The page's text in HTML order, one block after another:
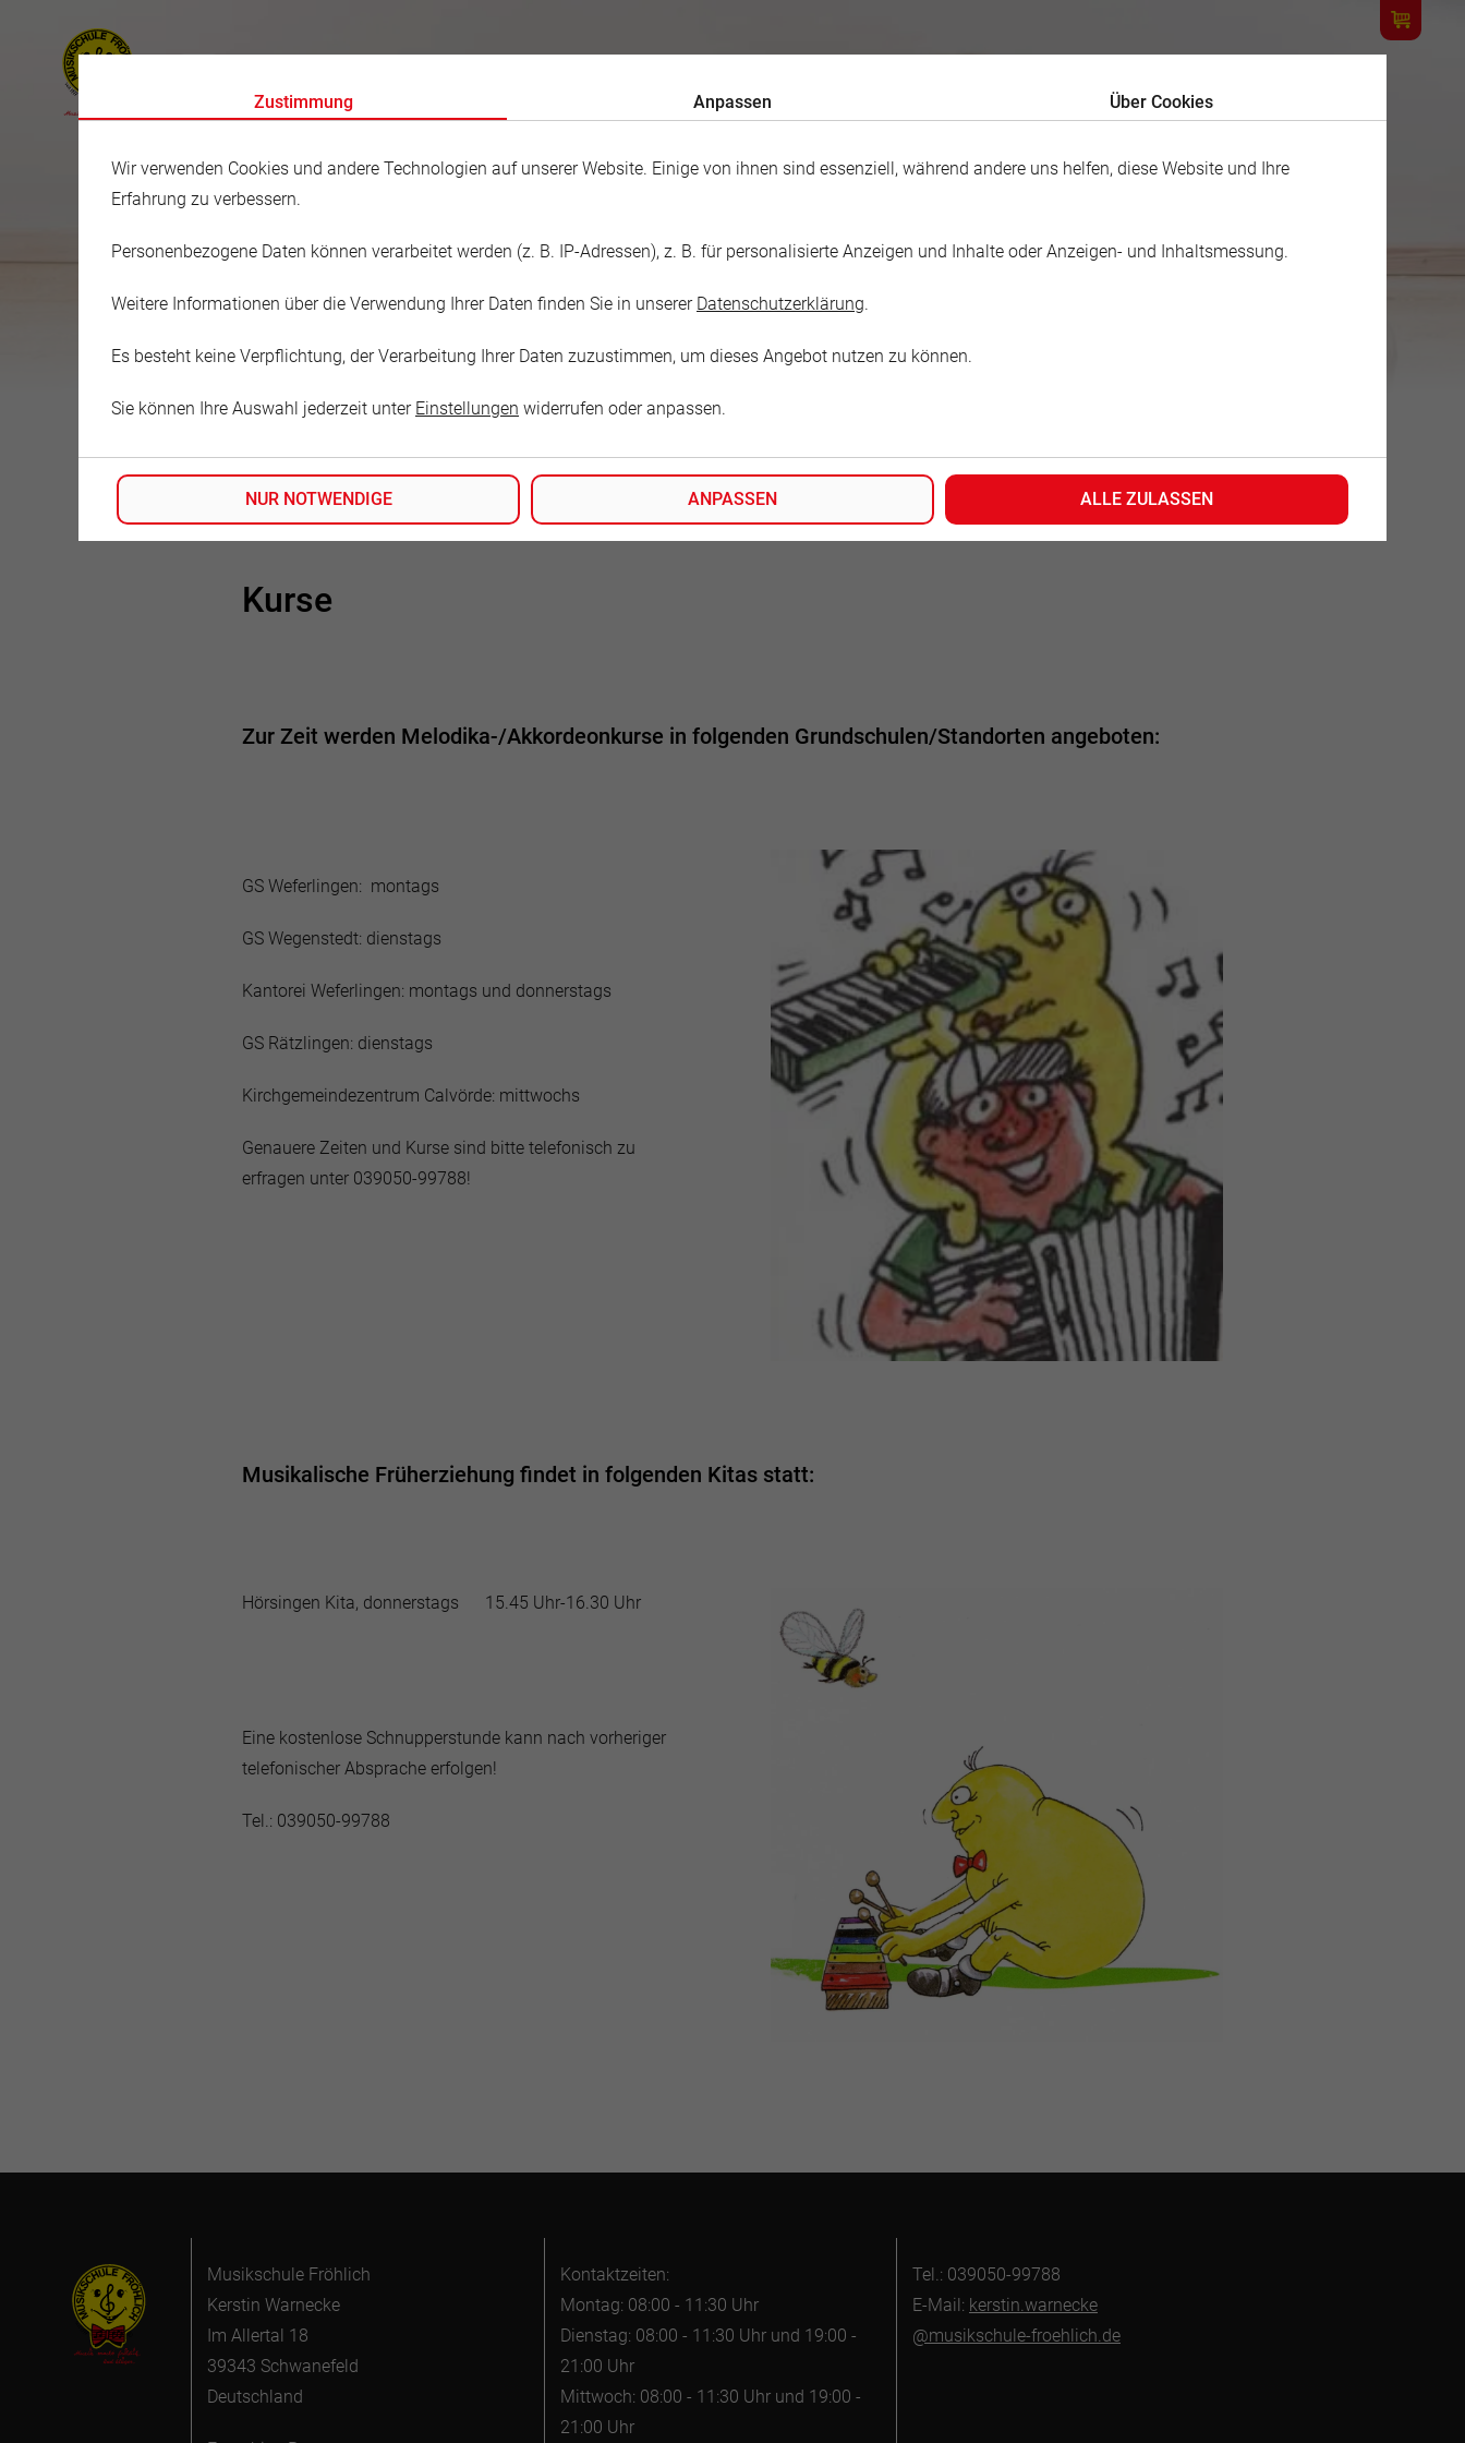
Musikschule Fröhlich
Kerstin Warnecke
Im Allertal 18
Deutschland
Tel.: 039050-99788
Kurse
Zur Zeit werden Melodika-/Akkordeonkurse in folgenden Grundschulen/Standorten angeboten:
GS Weferlingen: montags
GS Wegenstedt: dienstags
Kantorei Weferlingen: montags und donnerstags
GS Rätzlingen: dienstags
Kirchgemeindezentrum Calvörde: mittwochs
Genauere Zeiten und Kurse sind bitte telefonisch zu
erfragen unter 039050-99788!
Musikalische Früherziehung findet in folgenden Kitas statt:
Hörsingen Kita, donnerstags 15.45 Uhr-16.30 Uhr
Eine kostenlose Schnupperstunde kann nach vorheriger
telefonischer Absprache erfolgen!
Tel.: 039050-99788
Musikschule Fröhlich
Kerstin Warnecke
Im Allertal 18
39343 Schwanefeld
Deutschland
Kontaktzeiten:
Montag: 08:00 - 11:30 Uhr
Dienstag: 08:00 - 11:30 Uhr und 19:00 -
21:00 Uhr
Mittwoch: 08:00 - 11:30 Uhr und 19:00 -
21:00 Uhr
Tel.: 039050-99788
E-Mail: kerstin.warnecke
@musikschule-froehlich.de
Zustimmung Anpassen Über Cookies
Wir verwenden Cookies und andere Technologien auf unserer Website. Einige von ihnen sind essenziell, während andere uns helfen, diese Website und Ihre
Erfahrung zu verbessern.
Personenbezogene Daten können verarbeitet werden (z. B. IP-Adressen), z. B. für personalisierte Anzeigen und Inhalte oder Anzeigen- und Inhaltsmessung.
Weitere Informationen über die Verwendung Ihrer Daten finden Sie in unserer Datenschutzerklärung.
Es besteht keine Verpflichtung, der Verarbeitung Ihrer Daten zuzustimmen, um dieses Angebot nutzen zu können.
Sie können Ihre Auswahl jederzeit unter Einstellungen widerrufen oder anpassen.
NUR NOTWENDIGE ANPASSEN ALLE ZULASSEN